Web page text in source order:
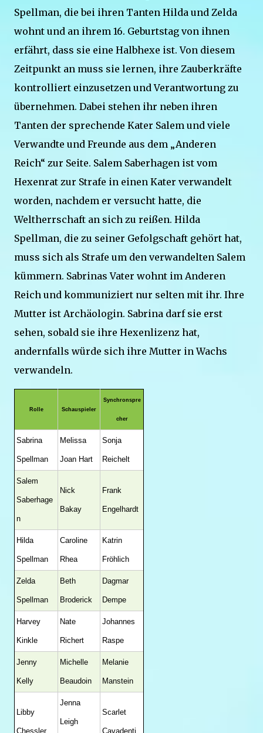
Spellman, die bei ihren Tanten Hilda und Zelda
wohnt und an ihrem 16. Geburtstag von ihnen
erfährt, dass sie eine Halbhexe ist. Von diesem
Zeitpunkt an muss sie lernen, ihre Zauberkräfte
kontrolliert einzusetzen und Verantwortung zu
übernehmen. Dabei stehen ihr neben ihren
Tanten der sprechende Kater Salem und viele
Verwandte und Freunde aus dem „Anderen
Reich“ zur Seite. Salem Saberhagen ist vom
Hexenrat zur Strafe in einen Kater verwandelt
worden, nachdem er versucht hatte, die
Weltherrschaft an sich zu reißen. Hilda
Spellman, die zu seiner Gefolgschaft gehört hat,
muss sich als Strafe um den verwandelten Salem
kümmern. Sabrinas Vater wohnt im Anderen
Reich und kommuniziert nur selten mit ihr. Ihre
Mutter ist Archäologin. Sabrina darf sie erst
sehen, sobald sie ihre Hexenlizenz hat,
andernfalls würde sich ihre Mutter in Wachs
verwandeln.
Rolle Schauspieler
Synchronspre
cher
Sabrina
Spellman
Melissa
Joan Hart
Sonja
Reichelt
Salem
Saberhage
n
Nick
Bakay
Frank
Engelhardt
Hilda
Spellman
Caroline
Rhea
Katrin
Fröhlich
Zelda
Spellman
Beth
Broderick
Dagmar
Dempe
Harvey
Kinkle
Nate
Richert
Johannes
Raspe
Jenny
Kelly
Michelle
Beaudoin
Melanie
Manstein
Libby
Chessler
Jenna
Leigh
Scarlet
Cavadenti